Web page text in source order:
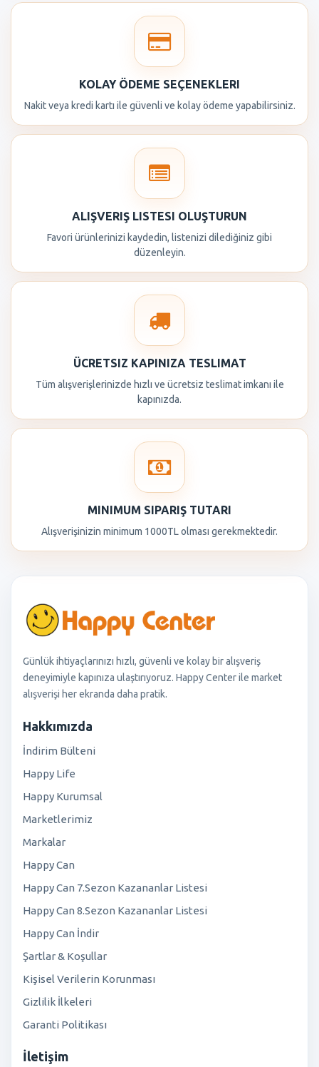
KOLAY ÖDEME SEÇENEKLERI
Nakit veya kredi kartı ile güvenli ve kolay ödeme yapabilirsiniz.
ALIŞVERIŞ LISTESI OLUŞTURUN
Favori ürünlerinizi kaydedin, listenizi dilediğiniz gibi
düzenleyin.
ÜCRETSIZ KAPINIZA TESLIMAT
Tüm alışverişlerinizde hızlı ve ücretsiz teslimat imkanı ile
kapınızda.
MINIMUM SIPARIŞ TUTARI
Alışverişinizin minimum 1000TL olması gerekmektedir.
Günlük ihtiyaçlarınızı hızlı, güvenli ve kolay bir alışveriş
deneyimiyle kapınıza ulaştırıyoruz. Happy Center ile market
alışverişi her ekranda daha pratik.
Hakkımızda
İndirim Bülteni
Happy Life
Happy Kurumsal
Marketlerimiz
Markalar
Happy Can
Happy Can 7.Sezon Kazananlar Listesi
Happy Can 8.Sezon Kazananlar Listesi
Happy Can İndir
Şartlar & Koşullar
Kişisel Verilerin Korunması
Gizlilik İlkeleri
Garanti Politikası
İletişim